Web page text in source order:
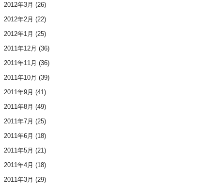
2012年3月 (26)
2012年2月 (22)
2012年1月 (25)
2011年12月 (36)
2011年11月 (36)
2011年10月 (39)
2011年9月 (41)
2011年8月 (49)
2011年7月 (25)
2011年6月 (18)
2011年5月 (21)
2011年4月 (18)
2011年3月 (29)